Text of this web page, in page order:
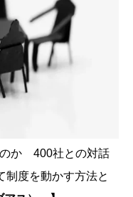
のか 400社との対話
制度を動かす方法と